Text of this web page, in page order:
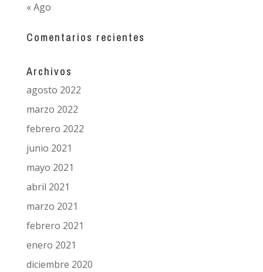
« Ago
Comentarios recientes
Archivos
agosto 2022
marzo 2022
febrero 2022
junio 2021
mayo 2021
abril 2021
marzo 2021
febrero 2021
enero 2021
diciembre 2020